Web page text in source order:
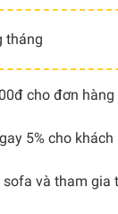
tháng
cho đơn
5% cho
và tham gia